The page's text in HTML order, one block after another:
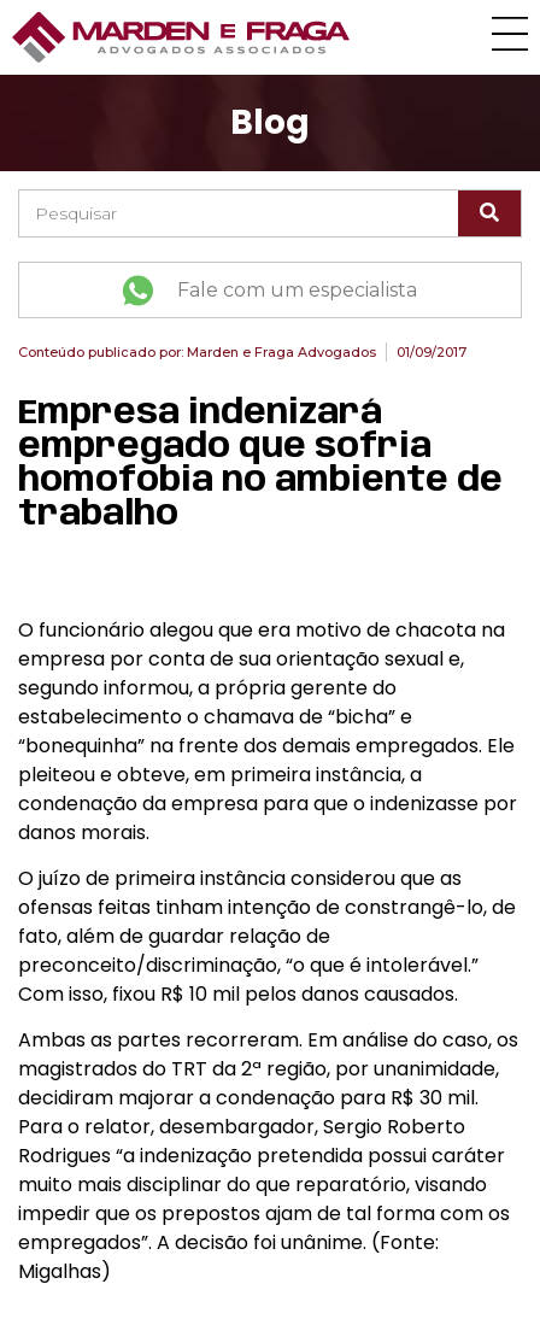
Blog
Fale com um especialista
Conteúdo publicado por: Marden e Fraga Advogados 01/09/2017
Empresa indenizará
empregado que sofria
homofobia no ambiente de
trabalho
O funcionário alegou que era motivo de chacota na
empresa por conta de sua orientação sexual e,
segundo informou, a própria gerente do
estabelecimento o chamava de “bicha” e
“bonequinha” na frente dos demais empregados. Ele
pleiteou e obteve, em primeira instância, a
condenação da empresa para que o indenizasse por
danos morais.
O juízo de primeira instância considerou que as
ofensas feitas tinham intenção de constrangê-lo, de
fato, além de guardar relação de
preconceito/discriminação, “o que é intolerável.”
Com isso, fixou R$ 10 mil pelos danos causados.
Ambas as partes recorreram. Em análise do caso, os
magistrados do TRT da 2ª região, por unanimidade,
decidiram majorar a condenação para R$ 30 mil.
Para o relator, desembargador, Sergio Roberto
Rodrigues “a indenização pretendida possui caráter
muito mais disciplinar do que reparatório, visando
impedir que os prepostos ajam de tal forma com os
empregados”. A decisão foi unânime. (Fonte:
Migalhas)